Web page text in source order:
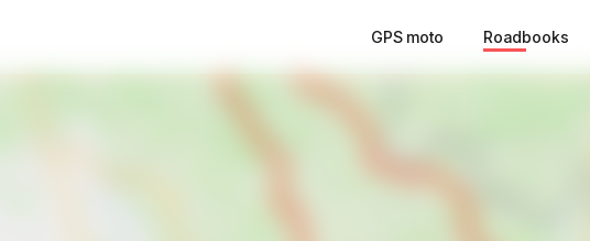
GPS moto Roadbooks